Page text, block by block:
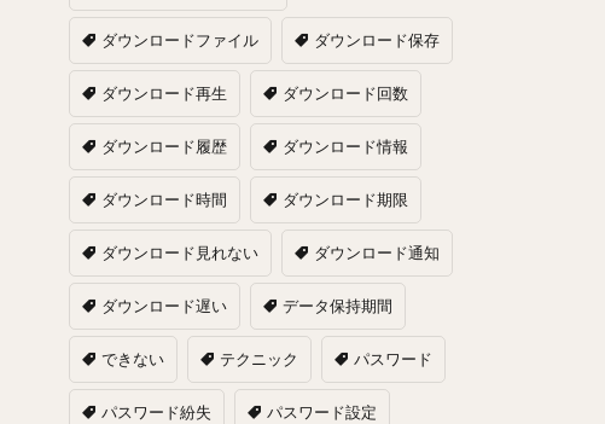
ダウンロードファイル ダウンロード保存
ダウンロード再生 ダウンロード回数
ダウンロード履歴 ダウンロード情報
ダウンロード時間 ダウンロード期限
ダウンロード見れない ダウンロード通知
ダウンロード遅い データ保持期間
できない テクニック パスワード
パスワード紛失 パスワード設定